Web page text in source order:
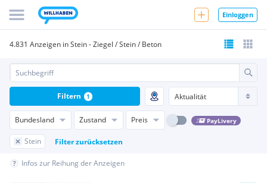
Einloggen
4.831 Anzeigen in Stein - Ziegel / Stein / Beton
Bundesland Zustand Preis PayLivery
Stein Filter zurücksetzen
Filtern 1
Infos zur Reihung der Anzeigen